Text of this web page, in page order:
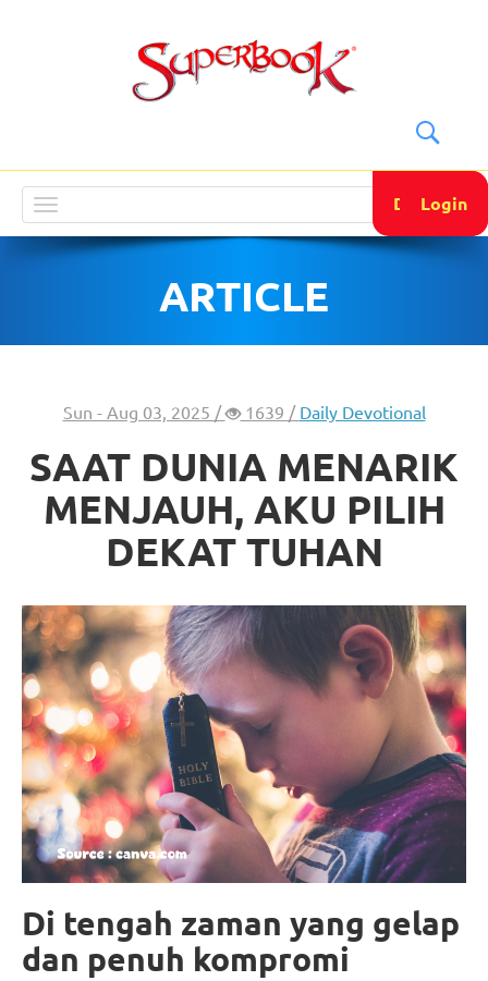
navigation
DONATE
Login
ARTICLE
Sun - Aug 03, 2025 / 1639 / Daily Devotional
SAAT DUNIA MENARIK
MENJAUH, AKU PILIH
DEKAT TUHAN
Di tengah zaman yang gelap
dan penuh kompromi